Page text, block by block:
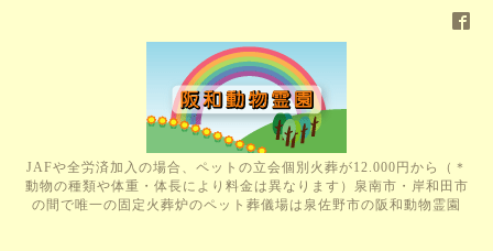
JAFや全労済加入の場合、ペットの立会個別火葬が12.000円から（＊
動物の種類や体重・体長により料金は異なります）泉南市・岸和田市
の間で唯一の固定火葬炉のペット葬儀場は泉佐野市の阪和動物霊園